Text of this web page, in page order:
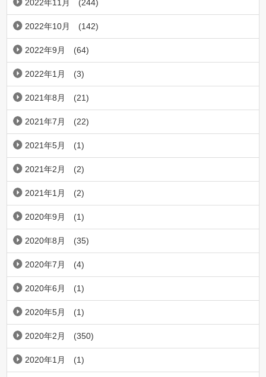
2022年11月 (244)
2022年10月 (142)
2022年9月 (64)
2022年1月 (3)
2021年8月 (21)
2021年7月 (22)
2021年5月 (1)
2021年2月 (2)
2021年1月 (2)
2020年9月 (1)
2020年8月 (35)
2020年7月 (4)
2020年6月 (1)
2020年5月 (1)
2020年2月 (350)
2020年1月 (1)